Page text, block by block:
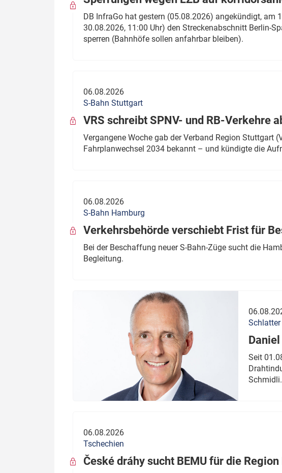
Dossier: ETCS
Dossier:
DB InfraGo hat gestern (05.08.2026) angekündigt, am
30.08.2026, 11:00 Uhr) den Streckenabschnitt Berlin-
sperren (Bahnhöfe sollen anfahrbar bleiben).
06.08.2026
S-Bahn Stuttgart
VRS schreibt SPNV- und RB-Verkehre
Vergangene Woche gab der Verband Region Stuttgart
Fahrplanwechsel 2034 bekannt – und kündigte die
06.08.2026
S-Bahn Hamburg
Verkehrsbehörde verschiebt Frist für
Bei der Beschaffung neuer S-Bahn-Züge sucht die
Begleitung.
Schlatter
Seit
Schmidli.
06.08.2026
Tschechien
České dráhy sucht BEMU für die Region